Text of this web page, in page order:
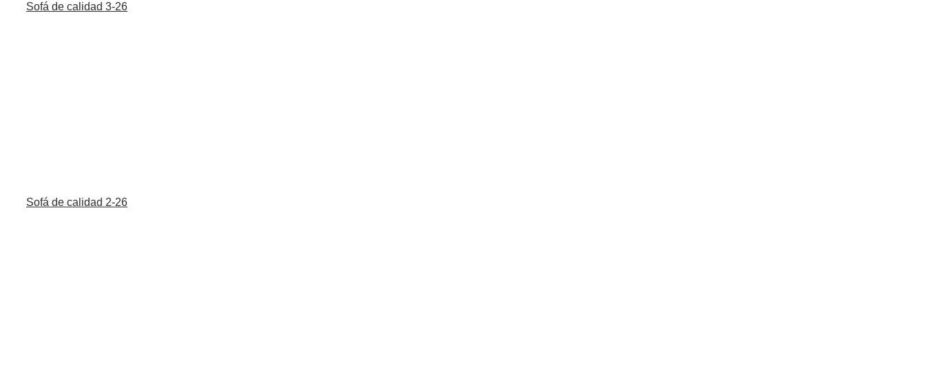
Sofá de calidad 3-26
Sofá de calidad 2-26